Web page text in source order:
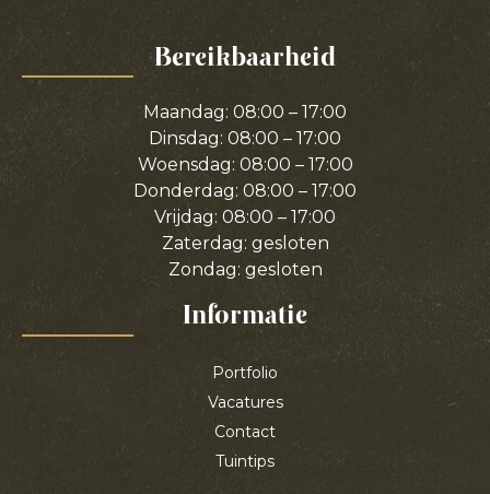
Bereikbaarheid
Maandag: 08:00 – 17:00
Dinsdag: 08:00 – 17:00
Woensdag: 08:00 – 17:00
Donderdag: 08:00 – 17:00
Vrijdag: 08:00 – 17:00
Zaterdag: gesloten
Zondag: gesloten
Informatie
Portfolio
Vacatures
Contact
Tuintips